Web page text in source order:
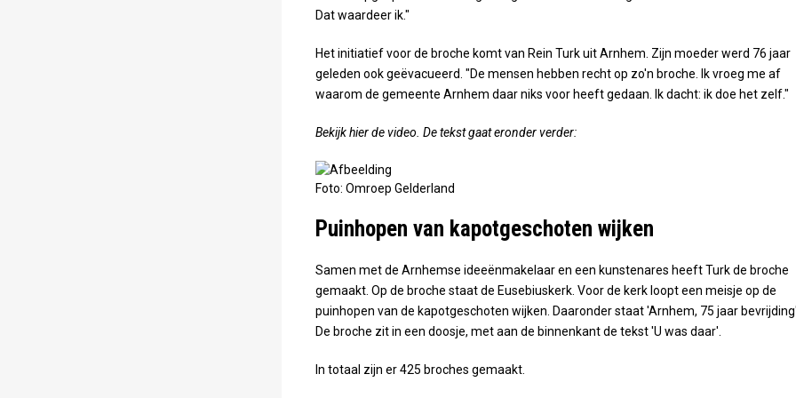
Dat waardeer ik."
Het initiatief voor de broche komt van Rein Turk uit Arnhem. Zijn moeder werd 76 jaar
geleden ook geëvacueerd. "De mensen hebben recht op zo'n broche. Ik vroeg me af
waarom de gemeente Arnhem daar niks voor heeft gedaan. Ik dacht: ik doe het zelf."
Bekijk hier de video. De tekst gaat eronder verder:
Foto: Omroep Gelderland
Puinhopen van kapotgeschoten wijken
Samen met de Arnhemse ideeënmakelaar en een kunstenares heeft Turk de broche
gemaakt. Op de broche staat de Eusebiuskerk. Voor de kerk loopt een meisje op de
puinhopen van de kapotgeschoten wijken. Daaronder staat 'Arnhem, 75 jaar
De broche zit in een doosje, met aan de binnenkant de tekst 'U was daar'.
In totaal zijn er 425 broches gemaakt.